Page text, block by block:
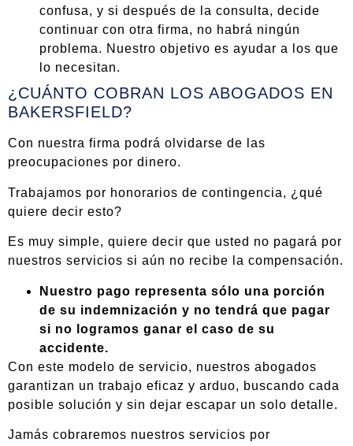
confusa, y si después de la consulta, decide
continuar con otra firma, no habrá ningún
problema. Nuestro objetivo es ayudar a los que
lo necesitan.
¿CUÁNTO COBRAN LOS ABOGADOS EN
BAKERSFIELD?
Con nuestra firma podrá olvidarse de las
preocupaciones por dinero.
Trabajamos por honorarios de contingencia, ¿qué
quiere decir esto?
Es muy simple, quiere decir que usted no pagará por
nuestros servicios si aún no recibe la compensación.
Nuestro pago representa sólo una porción
de su indemnización y no tendrá que pagar
si no logramos ganar el caso de su
accidente.
Con este modelo de servicio, nuestros abogados
garantizan un trabajo eficaz y arduo, buscando cada
posible solución y sin dejar escapar un solo detalle.
Jamás cobraremos nuestros servicios por